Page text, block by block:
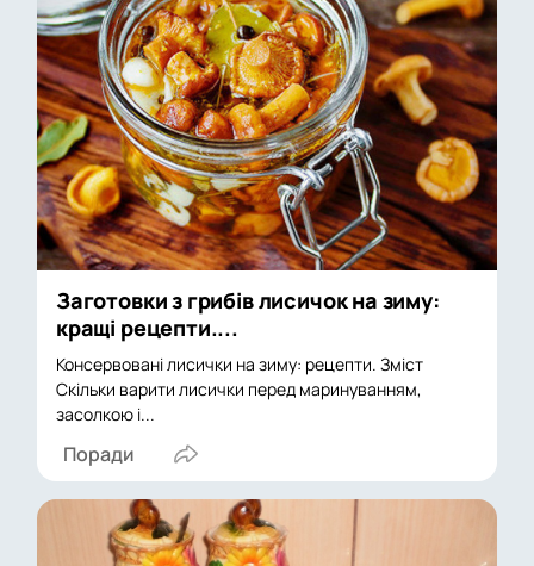
Заготовки з грибів лисичок на зиму:
кращі рецепти....
Консервовані лисички на зиму: рецепти. Зміст
Скільки варити лисички перед маринуванням,
засолкою і...
Поради